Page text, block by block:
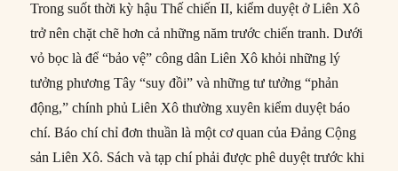
Trong suốt thời kỳ hậu Thế chiến II, kiểm duyệt ở Liên Xô
trở nên chặt chẽ hơn cả những năm trước chiến tranh. Dưới
vỏ bọc là để “bảo vệ” công dân Liên Xô khỏi những lý
tưởng phương Tây “suy đồi” và những tư tưởng “phản
động,” chính phủ Liên Xô thường xuyên kiểm duyệt báo
chí. Báo chí chỉ đơn thuần là một cơ quan của Đảng Cộng
sản Liên Xô. Sách và tạp chí phải được phê duyệt trước khi